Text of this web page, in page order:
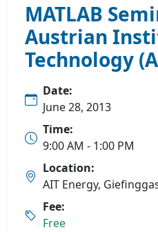
MATLAB
Austrian
Technology
Date:
June 28, 2013
Time:
9:00 AM - 1:00 PM
Location:
AIT Energy,
Fee:
Free